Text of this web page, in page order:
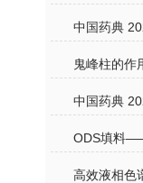
中国药典
鬼峰柱的作
中国药典
ODS填料
高效液相色